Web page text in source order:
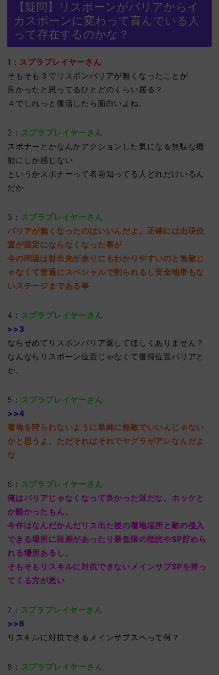
【疑問】リスポーンがバリアからイ
カスポーンに変わって喜んでいる人
って存在するのかな？
1： スプラプレイヤーさん
そもそも３でリスポンバリアが無くなったことが
良かったと思ってるひとどのくらい居る？
４でしれっと復活したら面白いよね。
2： スプラプレイヤーさん
スポナーとかなんかアクションした気になる無駄な機
能にしか感じない
というかスポナーって名前知ってる人どれだけいるん
だか
3： スプラプレイヤーさん
バリアが無くなったのはいいんだよ。正確には出現位
置が固定にならなくなった事が
今の問題は射出先が余りにもわかりやすいのと無敵じ
ゃなくて普通にスペシャルで割られるし安全地帯もな
いステージまである事
4： スプラプレイヤーさん
>>3
ならせめてリスポンバリア返してほしくありません？
なんならリスポーン位置じゃなくて復帰位置バリアと
か。
5： スプラプレイヤーさん
>>4
着地を狩られないように単純に無敵でいいんじゃない
かと思うよ。ただそれはそれでヤグラがアレなんだよ
な
6： スプラプレイヤーさん
俺はバリアじゃなくなって良かった派だな。ホッケと
か酷かったもん。
今作はなんだかんだリス出た後の着地場所と敵の侵入
できる場所に段差があったり最低限の抵抗やSP貯めら
れる場所あるし。
そもそもリスキルに対抗できないメインサブSPを持っ
てくる方が悪い
7： スプラプレイヤーさん
>>6
リスキルに対抗できるメインサブスペって何？
8： スプラプレイヤーさん